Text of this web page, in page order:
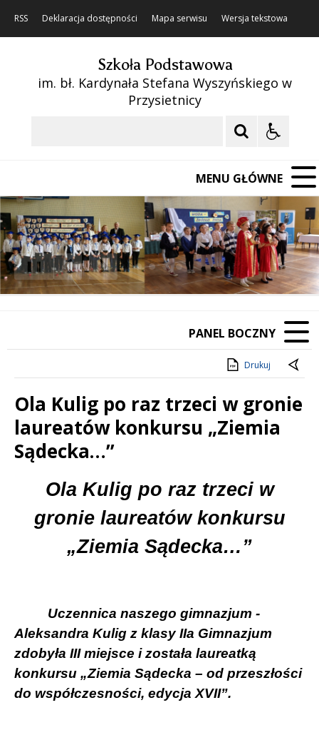
RSS Deklaracja dostępności Mapa serwisu Wersja tekstowa
Szkoła Podstawowa
im. bł. Kardynała Stefana Wyszyńskiego w
Przysietnicy
MENU GŁÓWNE
Poprzedni Element
Następny Element
❚❚
PANEL BOCZNY
Drukuj
Ola Kulig po raz trzeci w gronie
laureatów konkursu „Ziemia
Sądecka…”
TreśćOla Kulig po raz trzeci w
gronie laureatów konkursu
„Ziemia Sądecka…”
Uczennica naszego gimnazjum -
Aleksandra Kulig z klasy IIa Gimnazjum
zdobyła III miejsce i została laureatką
konkursu „Ziemia Sądecka – od przeszłości
do współczesności, edycja XVII”.